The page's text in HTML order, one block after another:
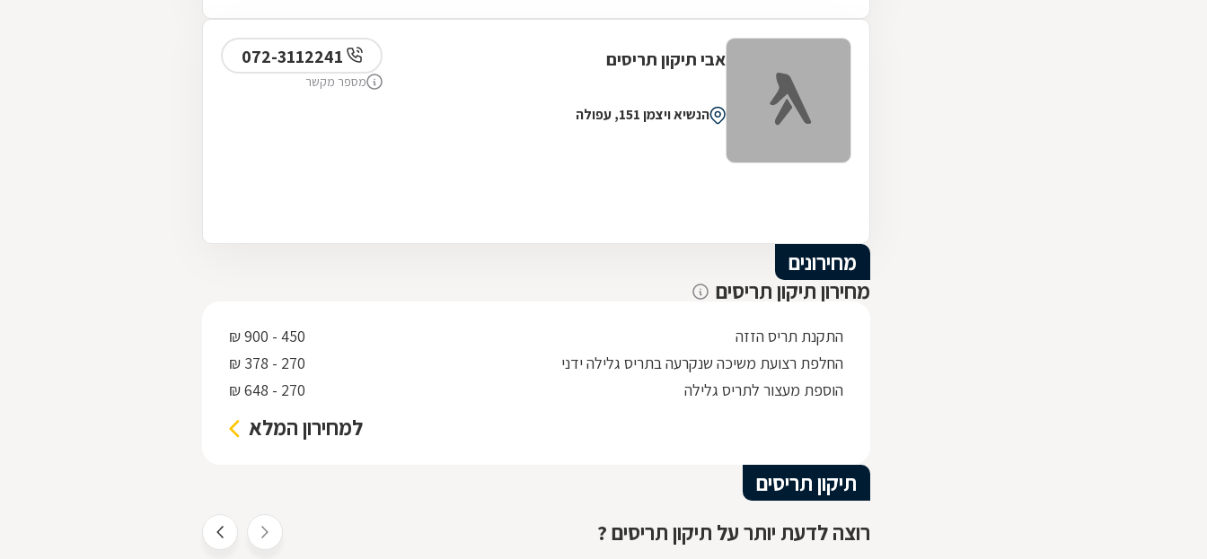
אבי תיקון תריסים
הנשיא ויצמן 151, עפולה
מספר מקשר
מחירונים
מחירון תיקון תריסים
התקנת תריס הזזה
450 - 900 ₪
החלפת רצועת משיכה שנקרעה בתריס גלילה ידני
270 - 378 ₪
הוספת מעצור לתריס גלילה
270 - 648 ₪
למחירון המלא
תיקון תריסים
רוצה לדעת יותר על תיקון תריסים ?